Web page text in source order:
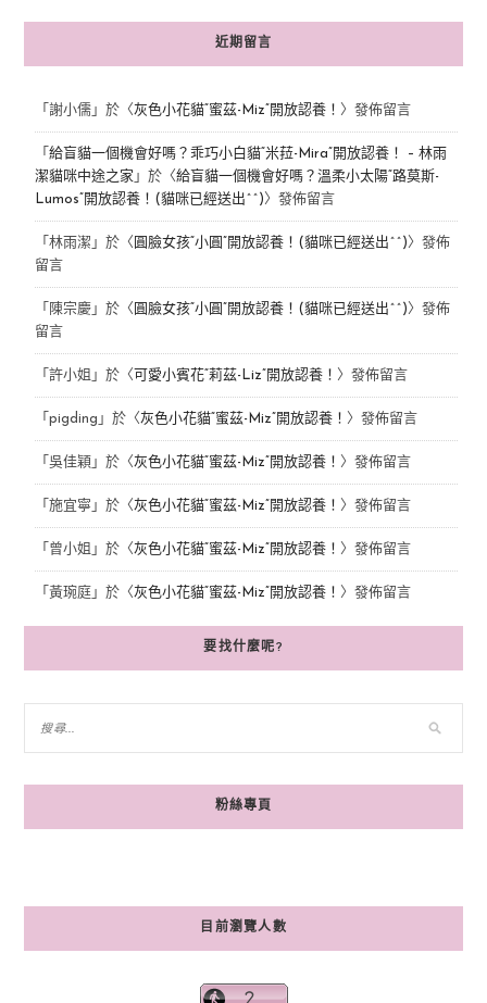
近期留言
「 謝小儒」於〈灰色小花貓“蜜茲-Miz”開放認養！ 〉發佈留言
「 給盲貓一個機會好嗎？乖巧小白貓“米菈-Mira”開放認養！ – 林雨
潔貓咪中途之家 」於〈給盲貓一個機會好嗎？溫柔小太陽“路莫斯-
Lumos”開放認養！(貓咪已經送出^^)〉發佈留言
「 林雨潔 」於〈 圓臉女孩“小圓”開放認養！(貓咪已經送出^^)〉發佈
留言
「 陳宗慶」於〈 圓臉女孩“小圓”開放認養！(貓咪已經送出^^)〉發佈
留言
「 許小姐 」於〈 可愛小賓花“莉茲-Liz”開放認養！ 〉發佈留言
「 pigding 」於〈灰色小花貓“蜜茲-Miz”開放認養！ 〉發佈留言
「 吳佳穎 」於〈灰色小花貓“蜜茲-Miz”開放認養！ 〉發佈留言
「 施宜寧 」於〈灰色小花貓“蜜茲-Miz”開放認養！ 〉發佈留言
「 曾小姐 」於〈灰色小花貓“蜜茲-Miz”開放認養！ 〉發佈留言
「 黃琬庭」於〈灰色小花貓“蜜茲-Miz”開放認養！ 〉發佈留言
要找什麼呢?
粉絲專頁
目前瀏覽人數